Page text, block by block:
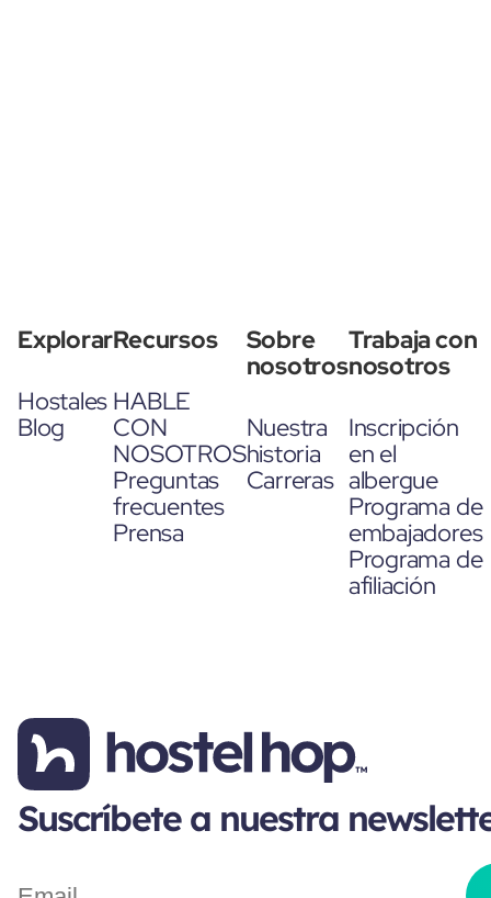
Explorar
Hostales
Blog
Recursos
HABLE
CON
NOSOTROS
Preguntas
frecuentes
Prensa
Sobre
nosotros
Nuestra
historia
Carreras
Trabaja con
nosotros
Inscripción
en el
albergue
Programa de
embajadores
Programa de
afiliación
Suscríbete a nuestra